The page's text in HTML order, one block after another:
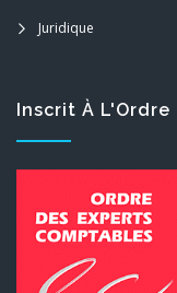
Juridique
Inscrit À L'Ordre